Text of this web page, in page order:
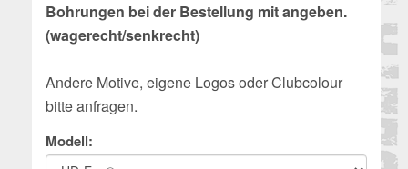
Bohrungen bei der Bestellung mit angeben.
(wagerecht/senkrecht)
Andere Motive, eigene Logos oder Clubcolour
bitte anfragen.
Modell: